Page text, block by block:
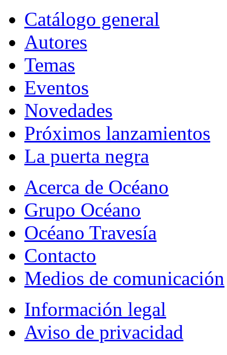
Catálogo general
Autores
Temas
Eventos
Novedades
Próximos lanzamientos
La puerta negra
Acerca de Océano
Grupo Océano
Océano Travesía
Contacto
Medios de comunicación
Información legal
Aviso de privacidad